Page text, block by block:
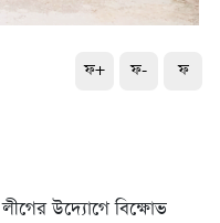
ফ+ ফ- ফ
উদ্যোগে বিক্ষোভ